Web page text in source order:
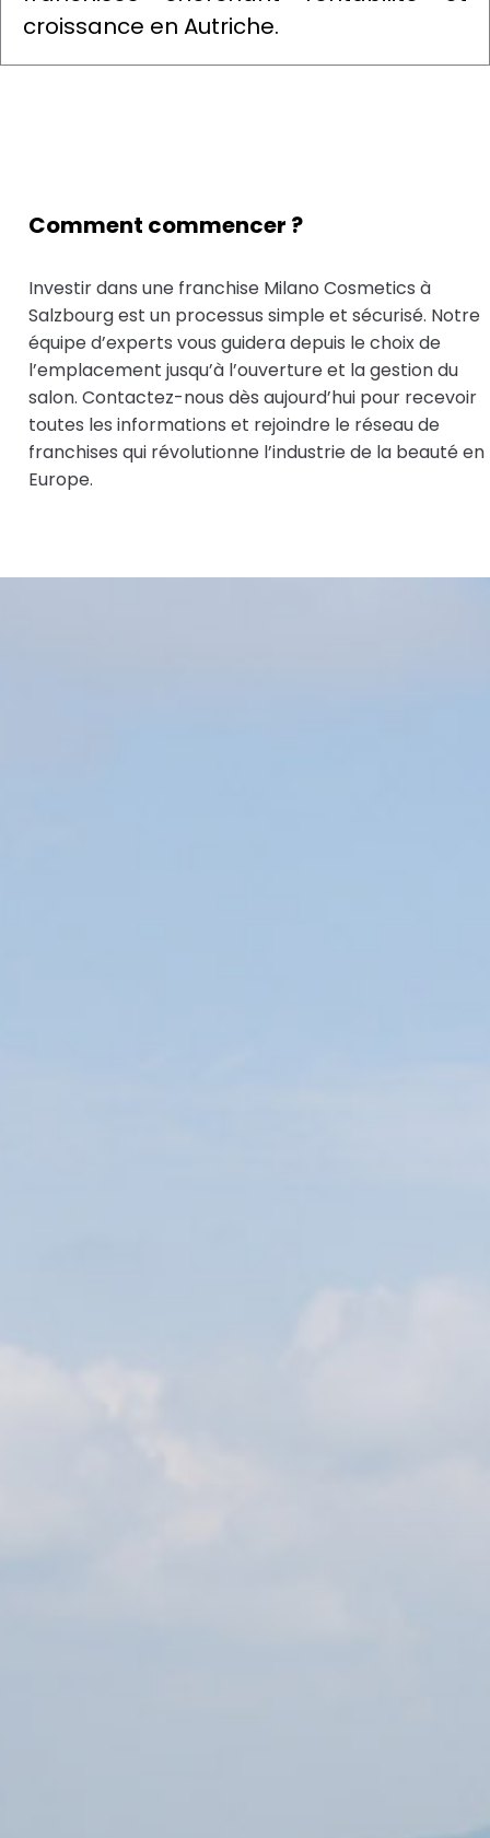
croissance en Autriche.
Comment commencer ?
Investir dans une franchise Milano Cosmetics à
Salzbourg est un processus simple et sécurisé. Notre
équipe d’experts vous guidera depuis le choix de
l’emplacement jusqu’à l’ouverture et la gestion du
salon. Contactez-nous dès aujourd’hui pour recevoir
toutes les informations et rejoindre le réseau de
franchises qui révolutionne l’industrie de la beauté en
Europe.